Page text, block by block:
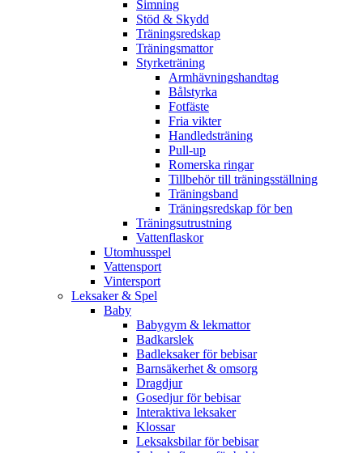
Simning
Stöd & Skydd
Träningsredskap
Träningsmattor
Styrketräning
Armhävningshandtag
Bålstyrka
Fotfäste
Fria vikter
Handledsträning
Pull-up
Romerska ringar
Tillbehör till träningsställning
Träningsband
Träningsredskap för ben
Träningsutrustning
Vattenflaskor
Utomhusspel
Vattensport
Vintersport
Leksaker & Spel
Baby
Babygym & lekmattor
Badkarslek
Badleksaker för bebisar
Barnsäkerhet & omsorg
Dragdjur
Gosedjur för bebisar
Interaktiva leksaker
Klossar
Leksaksbilar för bebisar